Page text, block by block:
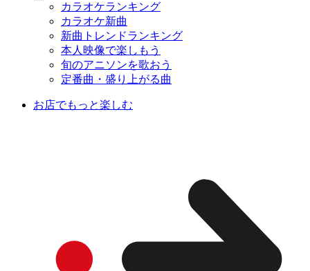
カラオケランキング
カラオケ新曲
新曲トレンドランキング
本人映像で楽しもう
旬のアニソンを歌おう
定番曲・盛り上がる曲
お店でもっと楽しむ